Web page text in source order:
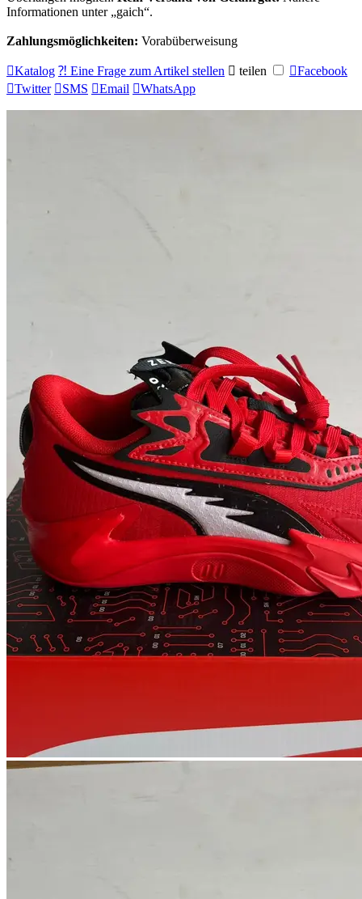
Informationen unter
gaich .
Zahlungsmöglichkeiten: Vorabüberweisung
Katalog ⁈ Eine Frage zum Artikel stellen  teilen Facebook
Twitter SMS Email WhatsApp